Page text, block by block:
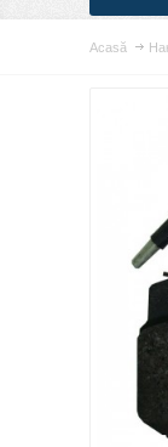
Acasă